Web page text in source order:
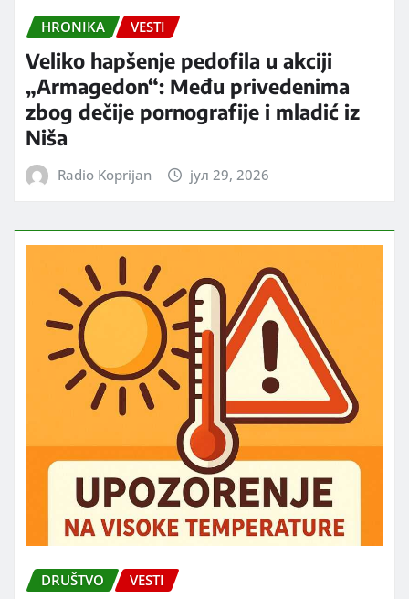
HRONIKA VESTI
Veliko hapšenje pedofila u akciji
„Armagedon“: Među privedenima
zbog dečije pornografije i mladić iz
Niša
Radio Koprijan јул 29, 2026
DRUŠTVO VESTI